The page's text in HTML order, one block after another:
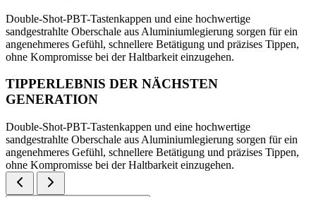
Double-Shot-PBT-Tastenkappen und eine hochwertige
sandgestrahlte Oberschale aus Aluminiumlegierung sorgen für ein
angenehmeres Gefühl, schnellere Betätigung und präzises Tippen,
ohne Kompromisse bei der Haltbarkeit einzugehen.
TIPPERLEBNIS DER NÄCHSTEN
GENERATION
Double-Shot-PBT-Tastenkappen und eine hochwertige
sandgestrahlte Oberschale aus Aluminiumlegierung sorgen für ein
angenehmeres Gefühl, schnellere Betätigung und präzises Tippen,
ohne Kompromisse bei der Haltbarkeit einzugehen.